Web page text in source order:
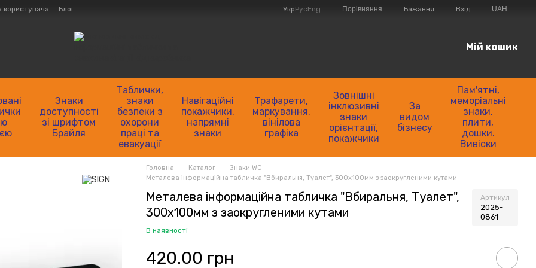
користувача
Блог
УкрРусEng Порівняння Бажання Вхід UAH
Мій кошик
Знаки
доступності
зі шрифтом
Брайля
Таблички,
знаки
безпеки з
охорони
праці та
евакуації
Навігаційні
покажчики,
напрямні
знаки
Трафарети,
маркування,
вінілова
графіка
Зовнішні
інклюзивні
знаки
орієнтації,
покажчики
За
видом
бізнесу
Пам'ятні,
меморіальні
знаки,
плити,
дошки.
Вивіски
Головна Каталог
Знаки WC
Металева інформаційна табличка "Вбиральня, Туалет", 300х100мм з заокругленими кутами
Металева інформаційна табличка "Вбиральня, Туалет",
300х100мм з заокругленими кутами
Артикул
2025-
0861
В наявності
420.00 грн